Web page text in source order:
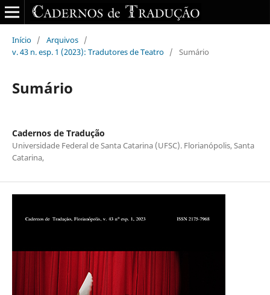
Início / Arquivos /
v. 43 n. esp. 1 (2023): Tradutores de Teatro / Sumário
Sumário
Cadernos de Tradução
Universidade Federal de Santa Catarina (UFSC). Florianópolis, Santa
Catarina,